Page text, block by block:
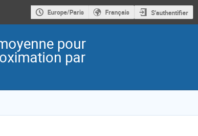
Europe/Paris Français S'authentifier
pour
par